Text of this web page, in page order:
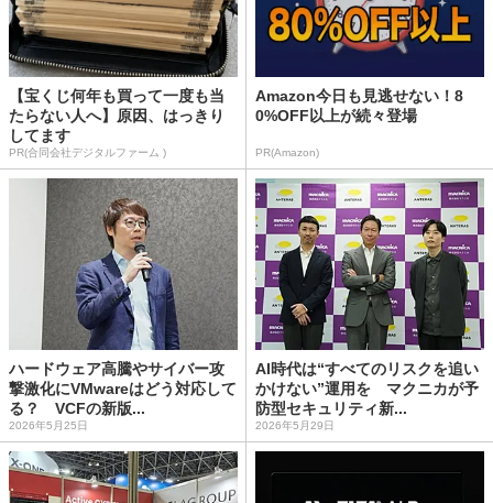
【宝くじ何年も買って一度も当
たらない人へ】原因、はっきり
してます
PR(合同会社デジタルファーム )
Amazon今日も見逃せない！8
0%OFF以上が続々登場
PR(Amazon)
ハードウェア高騰やサイバー攻
撃激化にVMwareはどう対応して
る？ VCFの新版...
2026年5月25日
AI時代は“すべてのリスクを追い
かけない”運用を マクニカが予
防型セキュリティ新...
2026年5月29日